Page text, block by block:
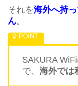
それを海外へ持
ん。
SAKURA
で、 海外では